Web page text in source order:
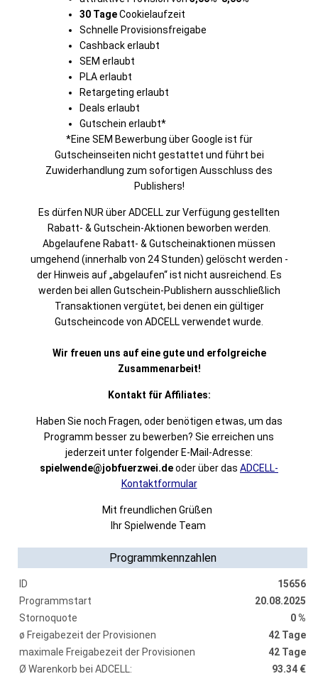
30 TageCookielaufzeit
Schnelle Provisionsfreigabe
Cashback erlaubt
SEM erlaubt
PLA erlaubt
Retargeting erlaubt
Deals erlaubt
Gutschein erlaubt*
*Eine SEM Bewerbung über Google ist für
Gutscheinseiten nicht gestattet und führt bei
Zuwiderhandlung zum sofortigen Ausschluss des
Publishers!
Es dürfen NUR über ADCELL zur Verfügung gestellten
Rabatt- & Gutschein-Aktionen beworben werden.
Abgelaufene Rabatt- & Gutscheinaktionen müssen
umgehend (innerhalb von 24 Stunden) gelöscht werden -
der Hinweis auf „abgelaufen“ ist nicht ausreichend. Es
werden bei allen Gutschein-Publishern ausschließlich
Transaktionen vergütet, bei denen ein gültiger
Gutscheincode von ADCELL verwendet wurde.
Wir freuen uns auf eine gute und erfolgreiche
Zusammenarbeit!
Kontakt für Affiliates:
Haben Sie noch Fragen, oder benötigen etwas, um das
Programm besser zu bewerben? Sie erreichen uns
jederzeit unter folgender E-Mail-Adresse:
spielwende@jobfuerzwei.deoder über das ADCELL-
Kontaktformular
Mit freundlichen Grüßen
Ihr Spielwende Team
Programmkennzahlen
ID
15656
Programmstart
20.08.2025
Stornoquote
0 %
ø Freigabezeit der Provisionen
42 Tage
maximale Freigabezeit der Provisionen
42 Tage
Ø Warenkorb bei ADCELL:
93.34 €